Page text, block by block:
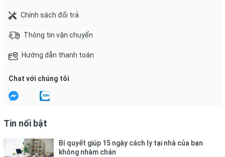
Chính sách đổi trả
Thông tin vận chuyển
Hướng dẫn thanh toán
Chat với chúng tôi
Tin nổi bật
Bí quyết giúp 15 ngày cách ly tại nhà của bạn
không nhàm chán